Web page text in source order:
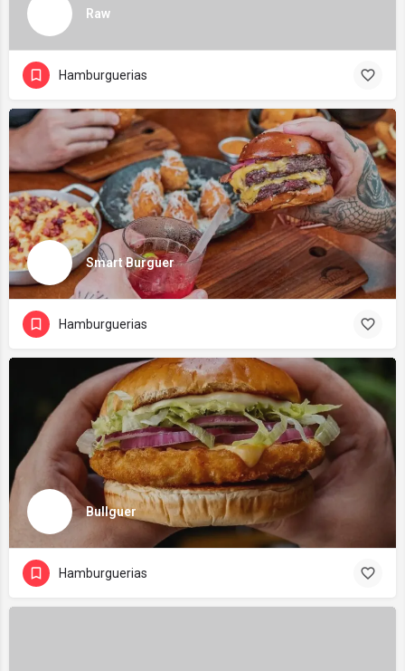
Raw
Hamburguerias
Smart Burguer
Hamburguerias
Bullguer
Hamburguerias